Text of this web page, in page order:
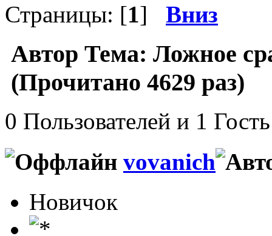
Страницы: [1] Вниз
Автор Тема: Ложное
(Прочитано 4629 раз)
0 Пользователей и 1
vovanich
Новичок